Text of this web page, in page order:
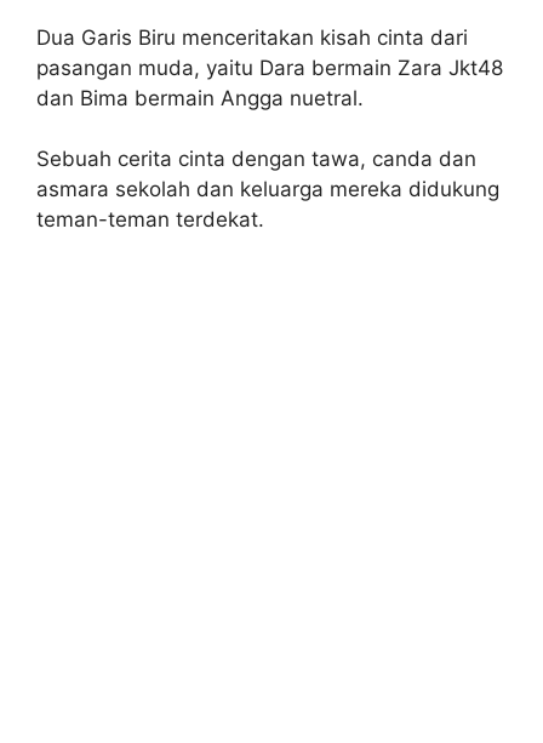
Dua Garis Biru menceritakan kisah cinta dari
pasangan muda, yaitu Dara bermain Zara Jkt48
dan Bima bermain Angga nuetral.
Sebuah cerita cinta dengan tawa, canda dan
asmara sekolah dan keluarga mereka didukung
teman-teman terdekat.